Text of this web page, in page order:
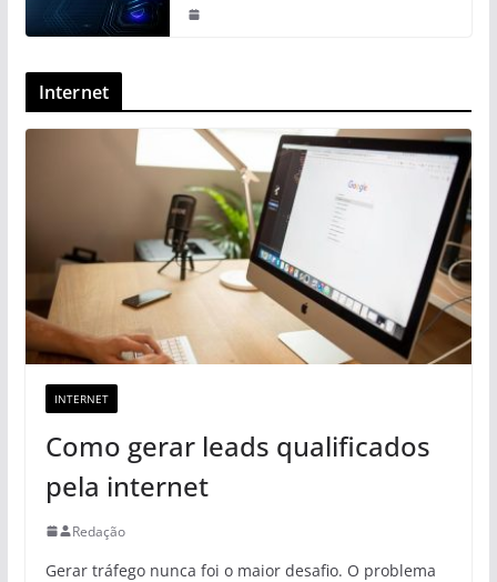
Internet
INTERNET
Como gerar leads qualificados
pela internet
Redação
Gerar tráfego nunca foi o maior desafio. O problema